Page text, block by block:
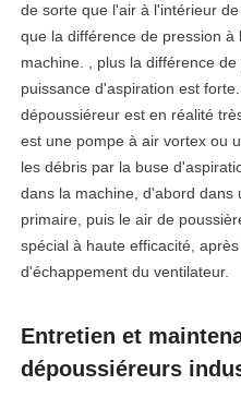
de sorte que l'air à l'intérieur
que la différence de pression
machine. , plus la différence
puissance d'aspiration est
dépoussiéreur est en réalité
est une pompe à air vortex ou
les débris par la buse
dans la machine, d'abord dans
primaire, puis le air de
spécial à haute efficacité,
d'échappement du ventilateur.
Entretien et
dépoussiéreurs